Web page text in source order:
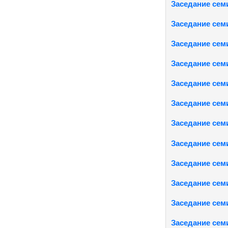
Заседание
Заседание
Заседание
Заседание
Заседание
Заседание
Заседание
Заседание
Заседание
Заседание
Заседание
Заседание